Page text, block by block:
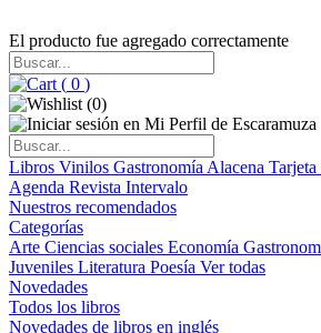
El producto fue agregado correctamente
( 0 )
(0)
Libros Vinilos Gastronomía Alacena Tarjeta
Agenda Revista Intervalo
Nuestros recomendados
Categorías
Arte Ciencias sociales Economía
Juveniles Literatura Poesía Ver todas
Novedades
Todos los libros
Novedades de libros en inglés